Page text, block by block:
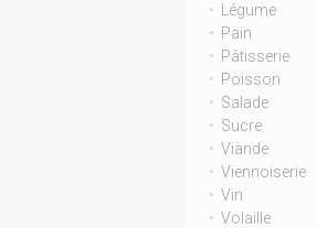
Légume
Pain
Pâtisserie
Poisson
Salade
Sucre
Viande
Viennoiserie
Vin
Volaille